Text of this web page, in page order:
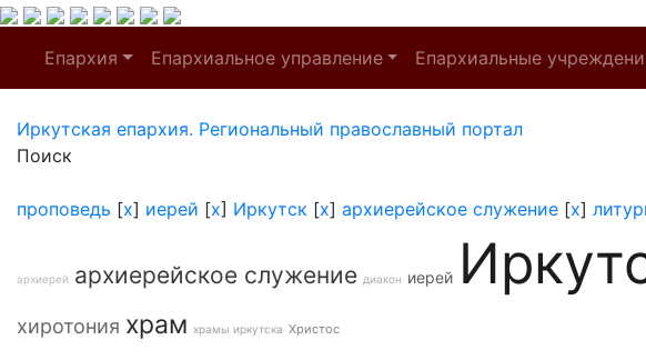
Епархия Епархиальное управление Епархиальные
Иркутская епархия. Региональный православный портал
Поиск
проповедь [x] иерей [x] Иркутск [x] архиерейское служение [x]
архиерей архиерейское служение диакон иерей
хиротония храм храмы иркутска Христос